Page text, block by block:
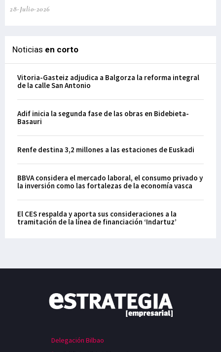
28-Julio-2026
Noticias en corto
Vitoria-Gasteiz adjudica a Balgorza la reforma integral
de la calle San Antonio
Adif inicia la segunda fase de las obras en Bidebieta-
Basauri
Renfe destina 3,2 millones a las estaciones de Euskadi
BBVA considera el mercado laboral, el consumo privado y
la inversión como las fortalezas de la economía vasca
El CES respalda y aporta sus consideraciones a la
tramitación de la línea de financiación ‘Indartuz’
Delegación Bilbao